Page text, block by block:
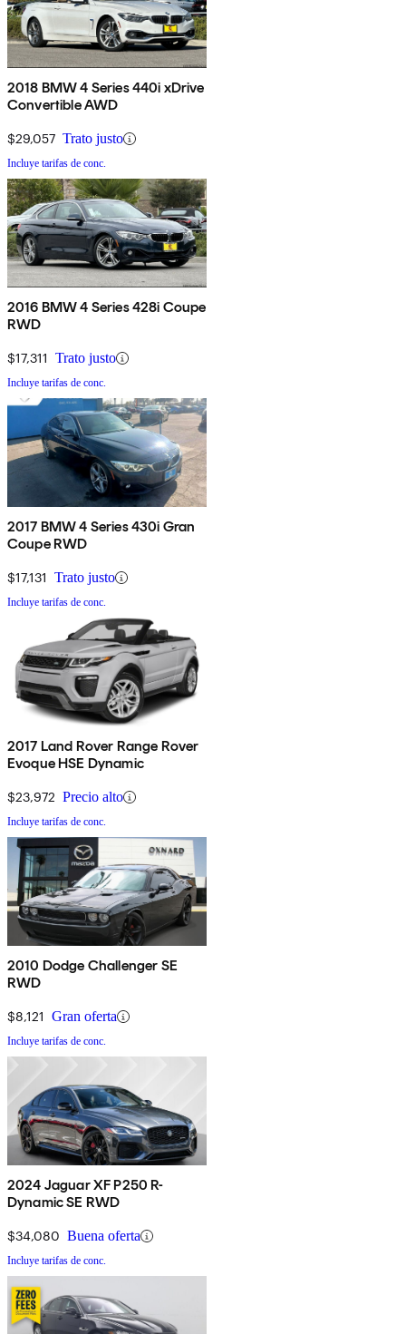
2018 BMW 4 Series 440i xDrive
Convertible AWD
$29,057 Trato justo
Incluye tarifas de conc.
2016 BMW 4 Series 428i Coupe
RWD
$17,311 Trato justo
Incluye tarifas de conc.
2017 BMW 4 Series 430i Gran
Coupe RWD
$17,131 Trato justo
Incluye tarifas de conc.
2017 Land Rover Range Rover
Evoque HSE Dynamic
$23,972 Precio alto
Incluye tarifas de conc.
2010 Dodge Challenger SE
RWD
$8,121 Gran oferta
Incluye tarifas de conc.
2024 Jaguar XF P250 R-
Dynamic SE RWD
$34,080 Buena oferta
Incluye tarifas de conc.